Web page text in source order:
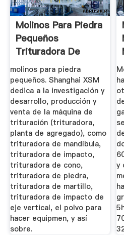
Molinos Para Piedra
Pequeños
Trituradora De
Cono
molinos para piedra
pequeños. Shanghai XSM
dedica a la investigación y
desarrollo, producción y
venta de la máquina de
trituración (trituradora,
planta de agregado), como
trituradora de mandíbula,
trituradora de impacto,
trituradora de cono,
trituradora de piedra,
trituradora de martillo,
trituradora de impacto de
eje vertical, el polvo para
hacer equipmen, y así
sobre.
y